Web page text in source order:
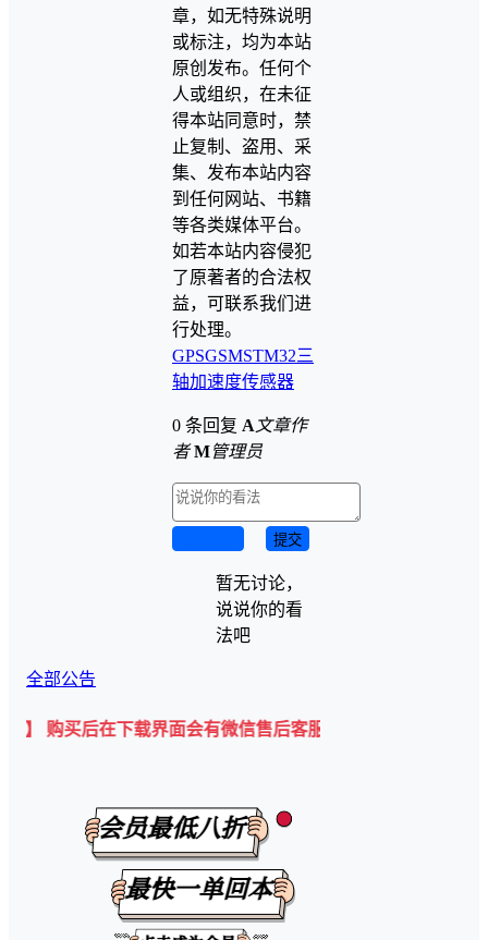
章，如无特殊说明
或标注，均为本站
原创发布。任何个
人或组织，在未征
得本站同意时，禁
止复制、盗用、采
集、发布本站内容
到任何网站、书籍
等各类媒体平台。
如若本站内容侵犯
了原著者的合法权
益，可联系我们进
行处理。
GPSGSMSTM32三
轴加速度传感器
0 条回复 A 文章作
者 M管理员
提交
暂无讨论，
说说你的看
法吧
全部公告
在下载界面会有微信售后客服二维码💡